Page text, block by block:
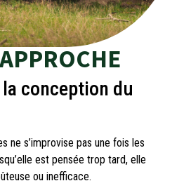
conception du
ne s’improvise pas une fois les
est pensée trop tard, elle
ou inefficace.